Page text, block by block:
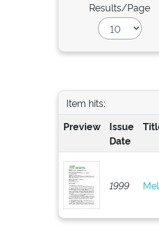
Results/Page
Item hits:
Preview
Issue
Date
1999